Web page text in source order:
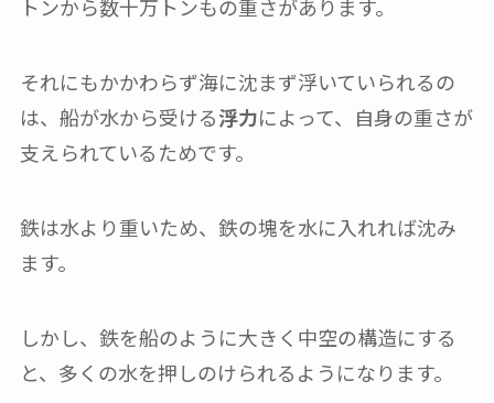
トンから数十万トンもの重さがあります。
それにもかかわらず海に沈まず浮いていられるの
は、船が水から受ける浮力によって、自身の重さが
支えられているためです。
鉄は水より重いため、鉄の塊を水に入れれば沈み
ます。
しかし、鉄を船のように大きく中空の構造にする
と、多くの水を押しのけられるようになります。